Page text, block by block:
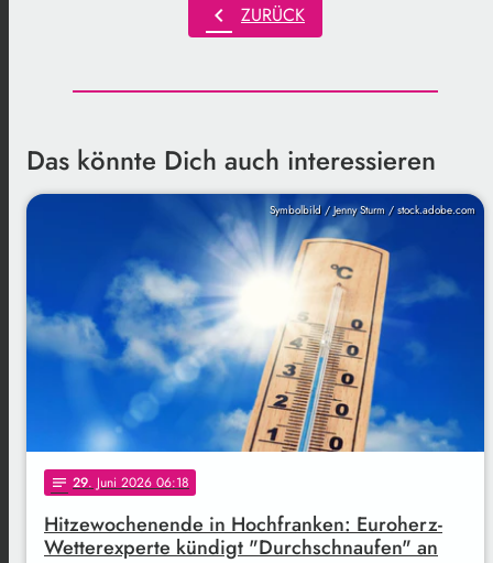
chevron_left ZURÜCK
Das könnte Dich auch interessieren
Symbolbild / Jenny Sturm / stock.adobe.com
notes 29. Juni 2026 06:18
Hitzewochenende in Hochfranken: Euroherz-
Wetterexperte kündigt "Durchschnaufen" an